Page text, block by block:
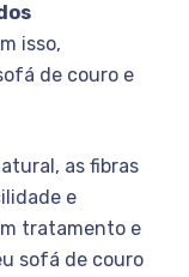
isso,
de couro e
as fibras
e
tratamento e
sofá de couro